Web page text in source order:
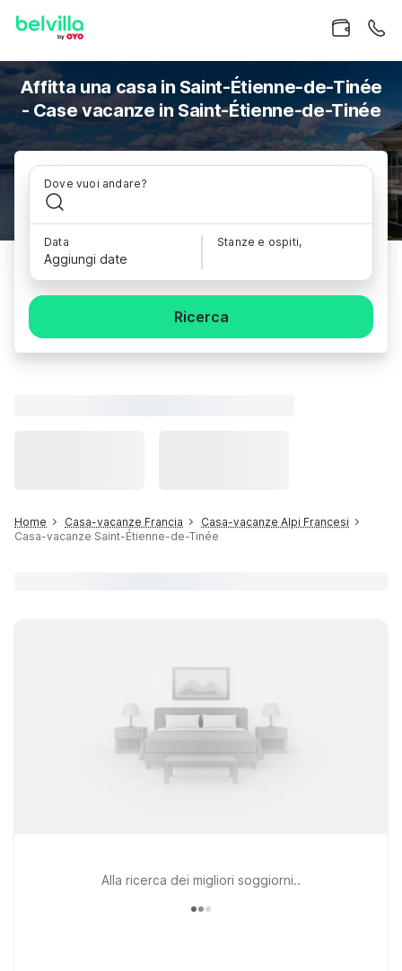
Affitta una casa in Saint-Étienne-de-Tinée
- Case vacanze in Saint-Étienne-de-Tinée
Dove vuoi andare?
Data
Aggiungi date
Stanze e ospiti,
Ricerca
Home Casa-vacanze Francia
Casa-vacanze Alpi Francesi
Casa-vacanze Saint-Étienne-de-Tinée
Alla ricerca dei migliori soggiorni..